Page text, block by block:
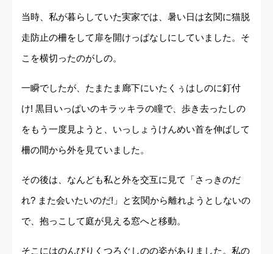
当時、私が暮らしていた実家では、暑い日は玄関に猫脱
走防止の柵をして扉を開けっぱなしにしていました。そ
こを横切ったのがしの。
一瞬でしたが、たまたま廊下にいたくぅはしのに釘付
け! 黒目いっぱいのキラッキラの瞳で、歩き去ったしの
をもう一度見ようと、いっしょうけんめい首を伸ばして
柵の間から外を見ていました。
その後は、なんども私と外を交互に見て「さっきのだ
れ? また会いたいのだ!」と玄関から離れようとしないの
で、抱っこして庭が見える窓へと移動。
そこにはのんびりくつろぐしのの姿がありました。私の